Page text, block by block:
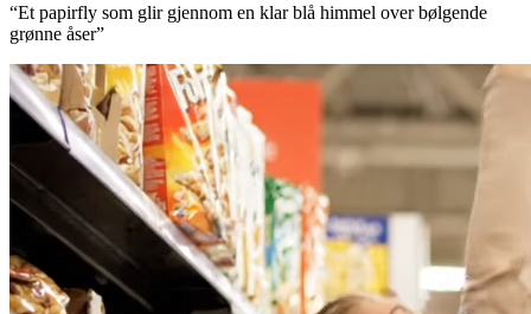
“Et papirfly som glir gjennom en klar blå himmel over bølgende
grønne åser”